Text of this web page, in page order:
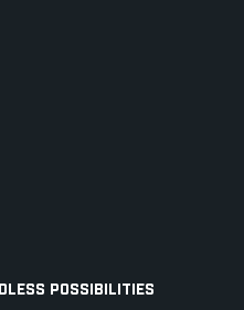
Possibilities